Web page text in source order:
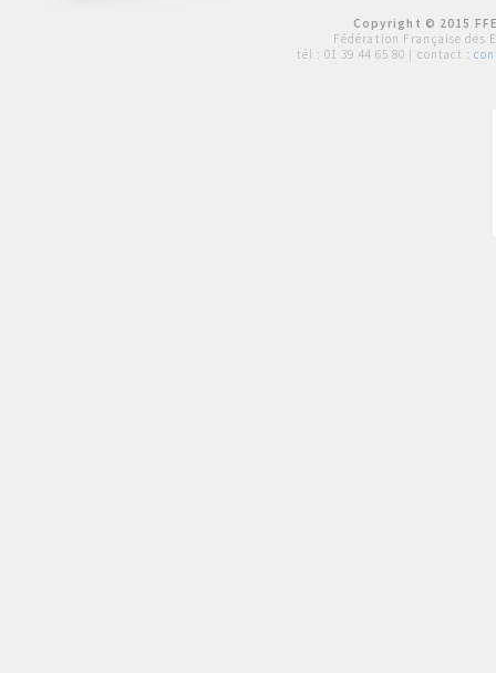
Copyright © 2015
Fédération Française des
tél : 01 39 44 65 80 | contact :